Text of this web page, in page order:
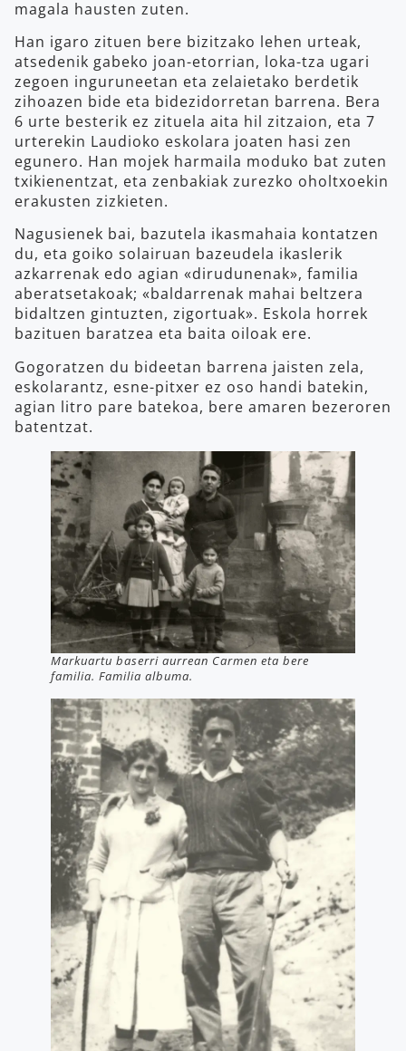
magala hausten zuten.
Han igaro zituen bere bizitzako lehen urteak,
atsedenik gabeko joan-etorrian, loka-tza ugari
zegoen inguruneetan eta zelaietako berdetik
zihoazen bide eta bidezidorretan barrena. Bera
6 urte besterik ez zituela aita hil zitzaion, eta 7
urterekin Laudioko eskolara joaten hasi zen
egunero. Han mojek harmaila moduko bat zuten
txikienentzat, eta zenbakiak zurezko oholtxoekin
erakusten zizkieten.
Nagusienek bai, bazutela ikasmahaia kontatzen
du, eta goiko solairuan bazeudela ikaslerik
azkarrenak edo agian «dirudunenak», familia
aberatsetakoak; «baldarrenak mahai beltzera
bidaltzen gintuzten, zigortuak». Eskola horrek
bazituen baratzea eta baita oiloak ere.
Gogoratzen du bideetan barrena jaisten zela,
eskolarantz, esne-pitxer ez oso handi batekin,
agian litro pare batekoa, bere amaren bezeroren
batentzat.
Markuartu baserri aurrean Carmen eta bere
familia. Familia albuma.